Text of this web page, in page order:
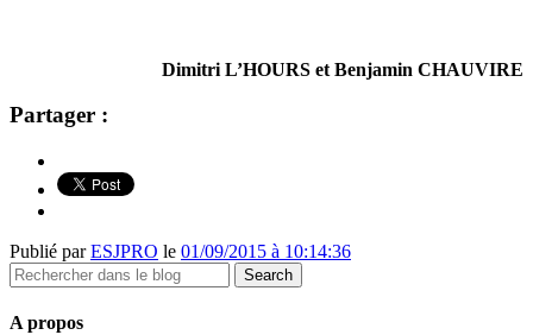
Dimitri L’HOURS et Benjamin CHAUVIRE
Partager :
Publié parESJPRO le 01/09/2015 à 10:14:36
A propos